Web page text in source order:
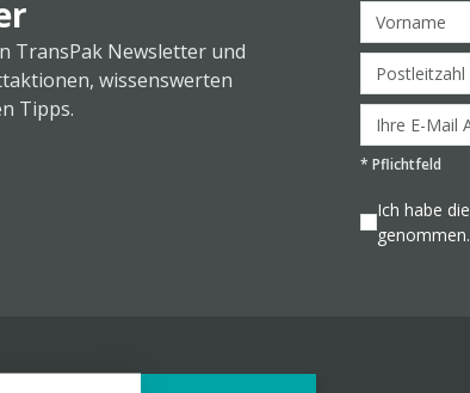
TransPak Newsletter und
wissenswerten
Tipps.
* Pflichtfeld
Ich habe die
genommen.